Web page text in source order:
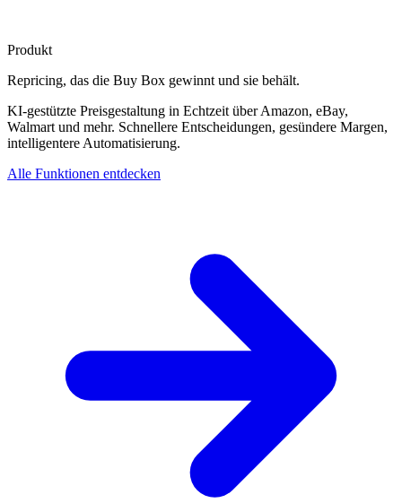
Produkt
Repricing, das die Buy Box gewinnt und sie behält.
KI-gestützte Preisgestaltung in Echtzeit über Amazon, eBay,
Walmart und mehr. Schnellere Entscheidungen, gesündere Margen,
intelligentere Automatisierung.
Alle Funktionen entdecken